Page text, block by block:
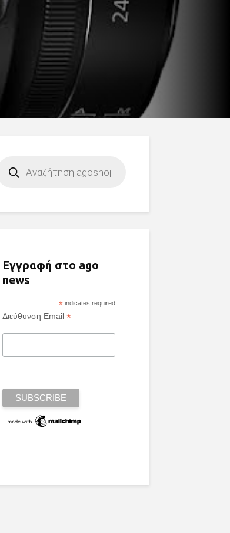
search
Εγγραφή στο ago
news
* indicates required
Διεύθυνση Email *